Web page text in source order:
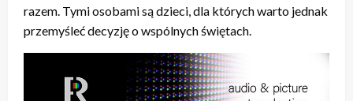
razem. Tymi osobami są dzieci, dla których warto jednak
przemyśleć decyzję o wspólnych świętach.